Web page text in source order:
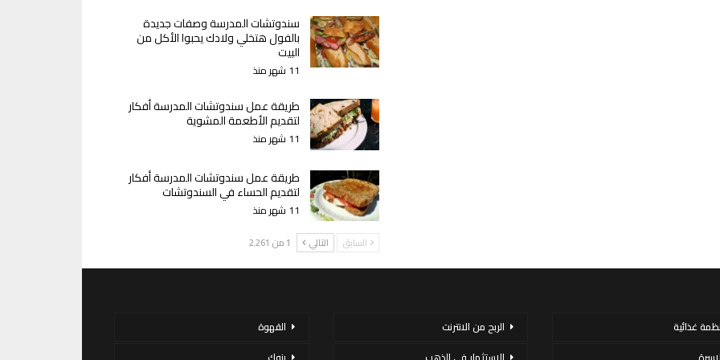
سندوتشات المدرسة وصفات جديدة
بالفول هتخلي ولادك يحبوا الأكل من
البيت
11 شهر منذ
طريقة عمل سندوتشات المدرسة أفكار
لتقديم الأطعمة المشوية
11 شهر منذ
طريقة عمل سندوتشات المدرسة أفكار
لتقديم الحساء في السندوتشات
11 شهر منذ
السابق التالي 1 من 2٬261
غذائية
الربح من الانترنت
القهوة